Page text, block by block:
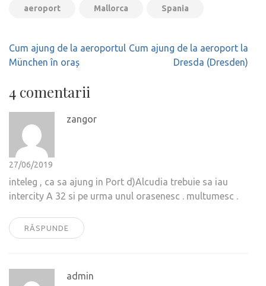
aeroport Mallorca Spania
Navigare
în
Cum ajung de la aeroportul
München în oraș
Cum ajung de la aeroport la
Dresda (Dresden)
4 comentarii
zangor
27/06/2019
inteleg , ca sa ajung in Port d)Alcudia trebuie sa iau
intercity A 32 si pe urma unul orasenesc . multumesc .
RĂSPUNDE
admin